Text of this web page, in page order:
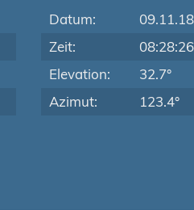
Datum:
Zeit:
08:28:26
Elevation:
32.7°
Azimut:
123.4°